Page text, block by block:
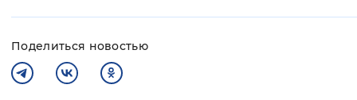
Поделиться новостью